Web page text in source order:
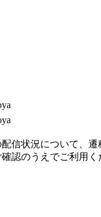
信状況について、遷
認のうえでご利用く